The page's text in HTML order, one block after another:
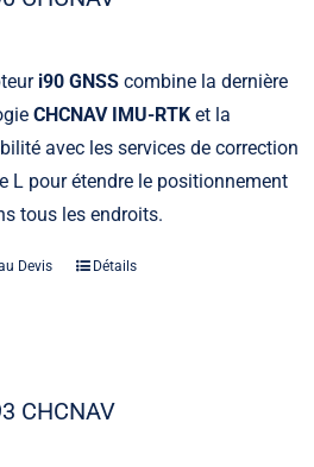
i90 GNSS combine la dernière
CHCNAV IMU-RTKet la
avec les services de correction
L pour étendre le positionnement
tous les endroits.
Devis Détails
CHCNAV